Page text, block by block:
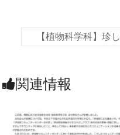
【植物科学科】珍
関連情報